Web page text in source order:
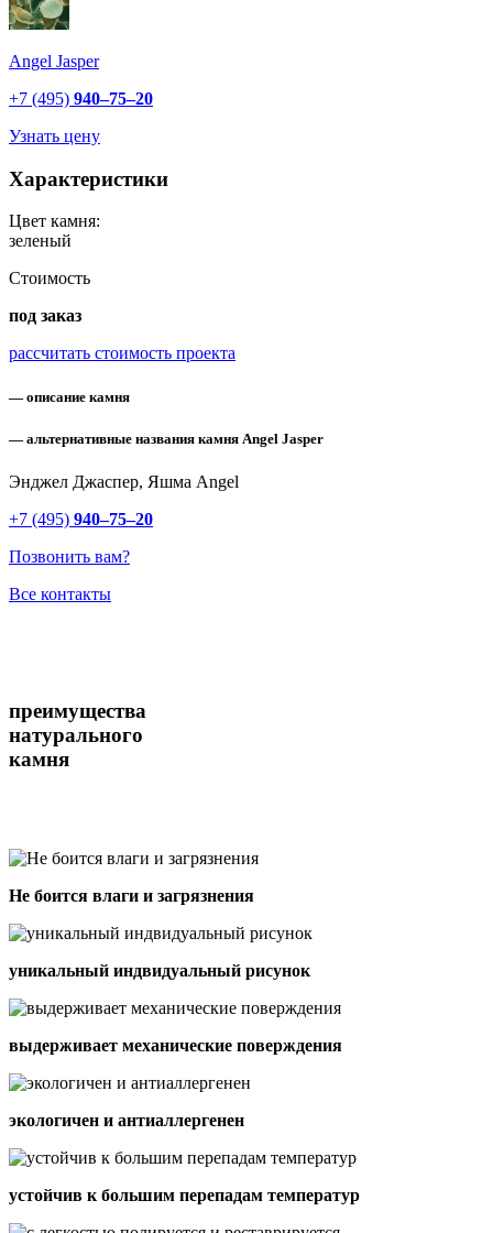
Angel Jasper
+7 (495) 940–75–20
Узнать цену
Характеристики
Цвет камня:
зеленый
Стоимость
под заказ
рассчитать стоимость проекта
— описание камня
— альтернативные названия камня Angel Jasper
Энджел Джаспер, Яшма Angel
+7 (495) 940–75–20
Позвонить вам?
Все контакты
преимущества
натурального
камня
Не боится влаги и загрязнения
уникальный индвидуальный рисунок
выдерживает механические поверждения
экологичен и антиаллергенен
устойчив к большим перепадам температур